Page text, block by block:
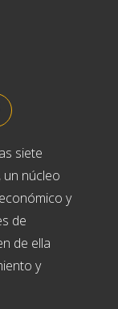
siete
un núcleo
y
de
de ella
y